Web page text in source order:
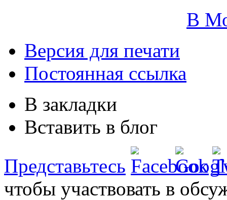
В
Версия для печати
Постоянная ссылка
В закладки
Вставить в блог
Представьтесь
чтобы участвовать в